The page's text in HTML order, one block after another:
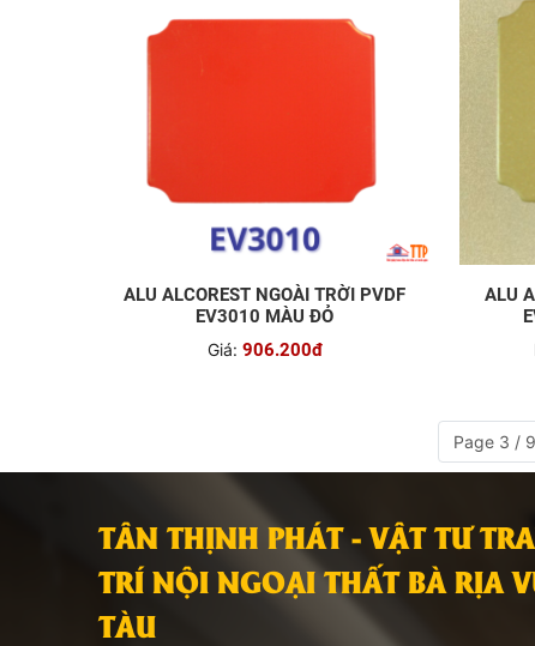
ALU ALCOREST NGOÀI TRỜI PVDF
EV3010 MÀU ĐỎ
Giá: 906.200đ
ALU
Page 3 / 9
TÂN THỊNH PHÁT - VẬT TƯ
TRÍ NỘI NGOẠI THẤT BÀ RỊA
TÀU